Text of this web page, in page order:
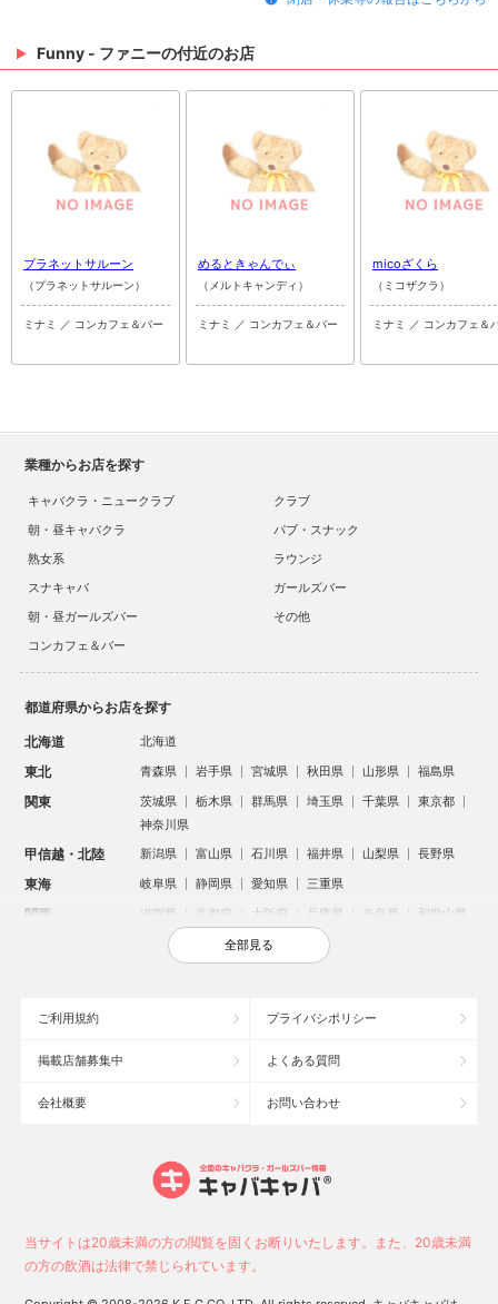
Funny - ファニーの付近のお店
プラネットサルーン
（プラネットサルーン）
ミナミ ／ コンカフェ＆バー
めるときゃんでぃ
（メルトキャンディ）
ミナミ ／ コンカフェ＆バー
micoざくら
（ミコザクラ）
ミナミ ／ コンカフェ＆
業種からお店を探す
キャバクラ・ニュークラブ
クラブ
朝・昼キャバクラ
パブ・スナック
熟女系
ラウンジ
スナキャバ
ガールズバー
朝・昼ガールズバー
その他
コンカフェ＆バー
都道府県からお店を探す
北海道 北海道
東北 青森県 岩手県 宮城県 秋田県 山形県 福島県
関東 茨城県 栃木県 群馬県 埼玉県 千葉県
東京都
神奈川県
甲信越・北陸 新潟県 富山県 石川県 福井県 山梨県 長野県
東海 岐阜県 静岡県 愛知県 三重県
関西 滋賀県 京都府 大阪府 兵庫県 奈良県 和歌山県
鳥取県 島根県 岡山県 広島県
沖縄県
大宮のキャバクラ
六本木のキャバクラ
池袋駅（西口）のキャバクラ
長野市のキャバクラ
宇都宮市のキャバクラ
全部見る
ご利用規約 プライバシポリシー
掲載店舗募集中 よくある質問
会社概要 お問い合わせ
当サイトは20歳未満の方の閲覧を固くお断りいたします。また、20歳未満
の方の飲酒は法律で禁じられています。